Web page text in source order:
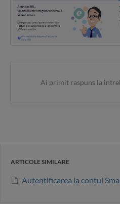
Ai primit raspuns la
ARTICOLE SIMILARE
Autentificarea la contul